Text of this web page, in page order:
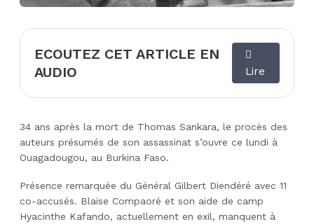
ECOUTEZ CET ARTICLE EN
AUDIO
Lire
34 ans après la mort de Thomas Sankara, le procès des
auteurs présumés de son assassinat s’ouvre ce lundi à
Ouagadougou, au Burkina Faso.
Présence remarquée du Général Gilbert Diendéré avec 11
co-accusés. Blaise Compaoré et son aide de camp
Hyacinthe Kafando, actuellement en exil, manquent à